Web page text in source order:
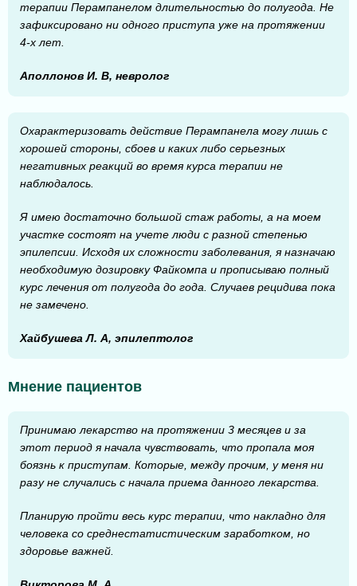
терапии Перампанелом длительностью до полугода. Не
зафиксировано ни одного приступа уже на протяжении
4-х лет.
Аполлонов И. В, невролог
Охарактеризовать действие Перампанела могу лишь с
хорошей стороны, сбоев и каких либо серьезных
негативных реакций во время курса терапии не
наблюдалось.
Я имею достаточно большой стаж работы, а на моем
участке состоят на учете люди с разной степенью
эпилепсии. Исходя их сложности заболевания, я назначаю
необходимую дозировку Файкомпа и прописываю полный
курс лечения от полугода до года. Случаев рецидива пока
не замечено.
Хайбушева Л. А, эпилептолог
Мнение пациентов
Принимаю лекарство на протяжении 3 месяцев и за
этот период я начала чувствовать, что пропала моя
боязнь к приступам. Которые, между прочим, у меня ни
разу не случались с начала приема данного лекарства.
Планирую пройти весь курс терапии, что накладно для
человека со среднестатистическим заработком, но
здоровье важней.